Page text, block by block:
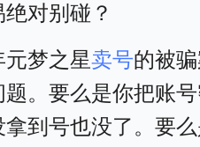
对别碰？
元梦之星卖号的被
。要么是你把账
到号也没了。要